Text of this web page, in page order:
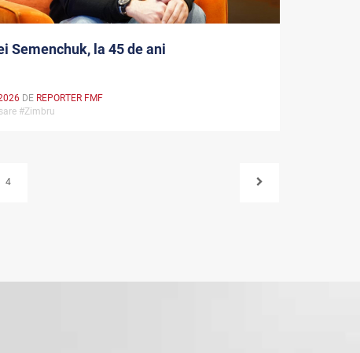
Semenchuk, la 45 de ani
DE REPORTER FMF
#Zimbru
4